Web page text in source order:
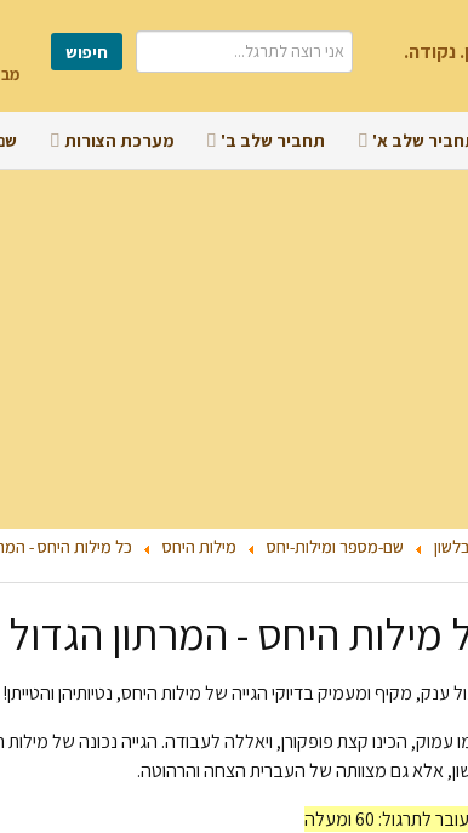
נקודה.
שלב א' תחביר שלב ב' מערכת הצורות
שם-מספר ומילות-יחס מילות היחס כל מילות היחס -
מילות היחס - המרתון
ענק, מקיף ומעמיק בדיוקי הגייה של מילות היחס, נטיותיהן והטייתן!
עמוק, הכינו קצת פופקורן, ויאללה לעבודה. הגייה נכונה של
אלא גם מצוותה של העברית הצחה והרהוטה.
לתרגול: 60 ומעלה